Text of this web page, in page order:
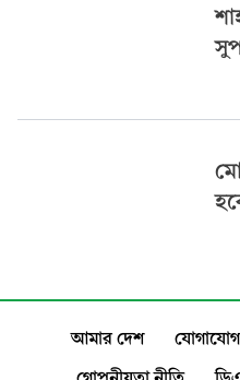
আমার দেশ যোগাযোগ